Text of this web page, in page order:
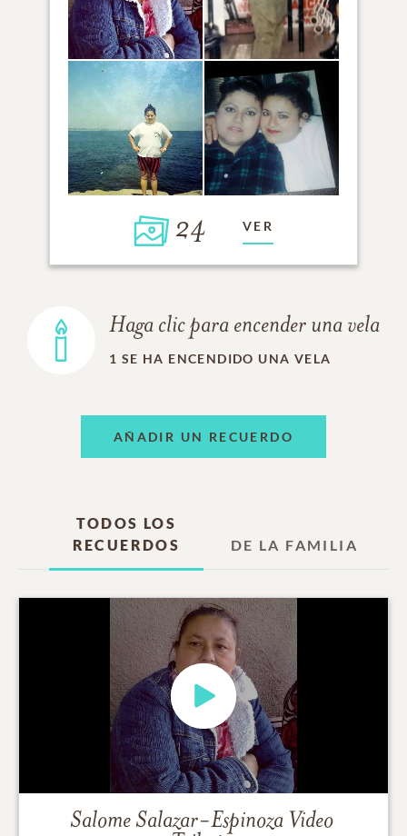
24 VER
Haga clic para encender una vela
1 SE HA ENCENDIDO UNA VELA
AÑADIR UN RECUERDO
TODOS LOS
RECUERDOS
DE LA FAMILIA
Salome Salazar-Espinoza Video